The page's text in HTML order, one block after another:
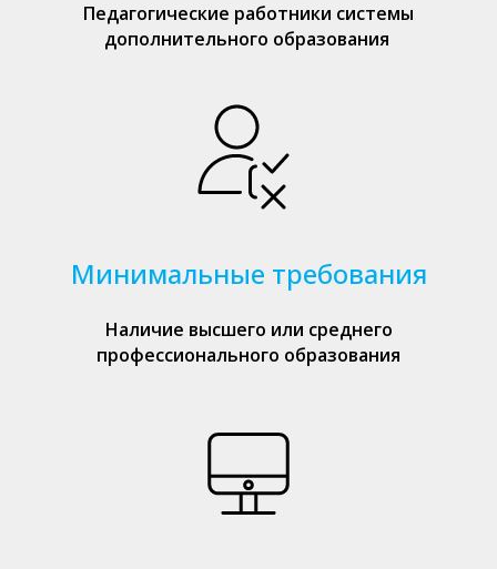
Педагогические работники системы
дополнительного образования
Минимальные требования
Наличие высшего или среднего
профессионального образования